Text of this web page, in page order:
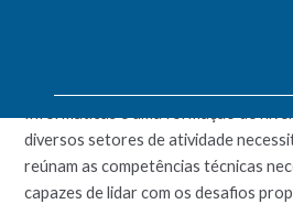
TECNOLOGIAS
Informáticas é uma formação de
diversos setores de atividade
reúnam as competências técnicas
capazes de lidar com os desafios